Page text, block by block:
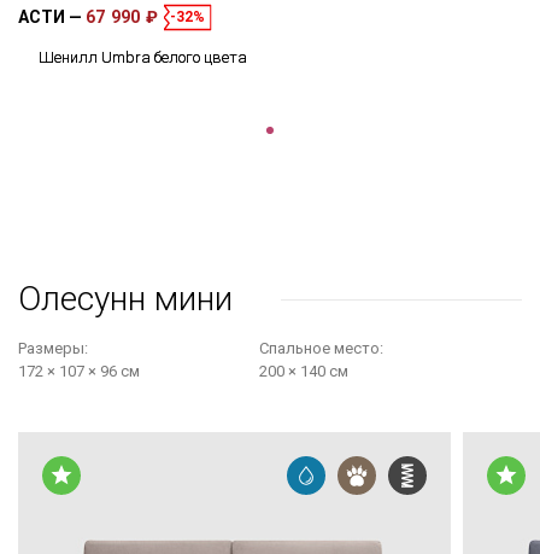
АСТИ 67 990 ₽ -32%
Шенилл Umbra белого цвета
Олесунн мини
Размеры:
172 × 107 × 96 см
Cпальное место:
200 × 140 см